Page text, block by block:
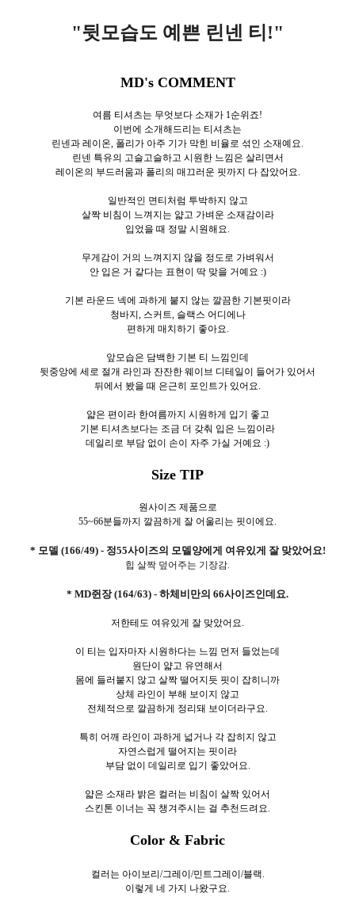
"뒷모습도 예쁜 린넨 티!"
MD's COMMENT
여름 티셔츠는 무엇보다 소재가 1순위죠!
이번에 소개해드리는 티셔츠는
린넨과 레이온, 폴리가 아주 기가 막힌 비율로 섞인 소재예요.
린넨 특유의 고슬고슬하고 시원한 느낌은 살리면서
레이온의 부드러움과 폴리의 매끄러운 핏까지 다 잡았어요.
일반적인 면티처럼 투박하지 않고
살짝 비침이 느껴지는 얇고 가벼운 소재감이라
입었을 때 정말 시원해요.
무게감이 거의 느껴지지 않을 정도로 가벼워서
안 입은 거 같다는 표현이 딱 맞을 거예요 :)
기본 라운드 넥에 과하게 붙지 않는 깔끔한 기본핏이라
청바지, 스커트, 슬랙스 어디에나
편하게 매치하기 좋아요.
앞모습은 담백한 기본 티 느낌인데
뒷중앙에 세로 절개 라인과 잔잔한 웨이브 디테일이 들어가 있어서
뒤에서 봤을 때 은근히 포인트가 있어요.
얇은 편이라 한여름까지 시원하게 입기 좋고
기본 티셔츠보다는 조금 더 갖춰 입은 느낌이라
데일리로 부담 없이 손이 자주 가실 거예요 :)
Size TIP
원사이즈 제품으로
55~66분들까지 깔끔하게 잘 어울리는 핏이에요.
* 모델 (166/49) - 정55사이즈의 모델양에게 여유있게 잘 맞았어요!
힙 살짝 덮어주는 기장감.
* MD쥔장 (164/63) - 하체비만의 66사이즈인데요.
저한테도 여유있게 잘 맞았어요.
이 티는 입자마자 시원하다는 느낌 먼저 들었는데
원단이 얇고 유연해서
몸에 들러붙지 않고 살짝 떨어지듯 핏이 잡히니까
상체 라인이 부해 보이지 않고
전체적으로 깔끔하게 정리돼 보이더라구요.
특히 어깨 라인이 과하게 넓거나 각 잡히지 않고
자연스럽게 떨어지는 핏이라
부담 없이 데일리로 입기 좋았어요.
얇은 소재라 밝은 컬러는 비침이 살짝 있어서
스킨톤 이너는 꼭 챙겨주시는 걸 추천드려요.
Color & Fabric
컬러는 아이보리/그레이/민트그레이/블랙.
이렇게 네 가지 나왔구요.